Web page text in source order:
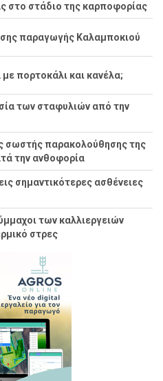
στο στάδιο της καρποφορίας
παραγωγής Καλαμποκιού
πορτοκάλι και κανέλα;
των σταφυλιών από την
σωστής παρακολούθησης της
την ανθοφορία
σημαντικότερες ασθένειες
των καλλιεργειών
στρες